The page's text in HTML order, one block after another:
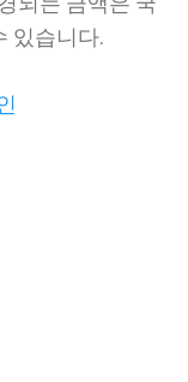
있습니다.